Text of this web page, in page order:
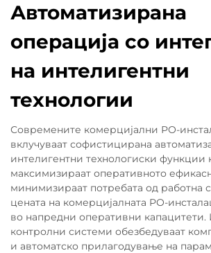
Автоматизирана
операција со
на интелигентни
технологии
Современите комерцијални РО-
вклучуваат софистицирана
интелигентни технологиски функции
максимизираат оперативното
минимизираат потребата од работна
цената на комерцијалната РО-
во напредни оперативни капацитети.
контролни системи обезбедуваат
и автоматско прилагодување на